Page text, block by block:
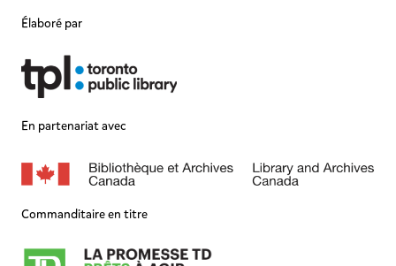
Élaboré par
En partenariat avec
Commanditaire en titre